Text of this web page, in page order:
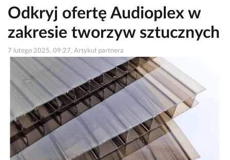
Odkryj ofertę Audioplex w
zakresie tworzyw sztucznych
7 lutego 2025, 09:27, Artykuł partnera